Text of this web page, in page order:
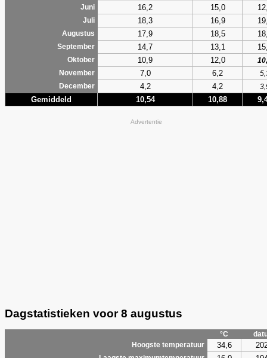
Juni 16,2 15,0
Juli 18,3 16,9
Augustus 17,9 18,5
September 14,7 13,1
Oktober 10,9 12,0
November
7,0 6,2
December
4,2 4,2
Gemiddeld 10,54 10,88
Advertentie
Dagstatistieken voor 8 augustus
°C
Hoogste temperatuur
34,6